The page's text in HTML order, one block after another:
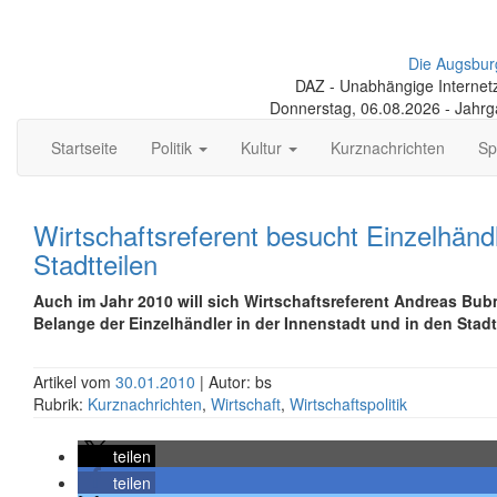
Die
DAZ - Unabhängige
Donnerstag, 06.08.2026 -
Startseite
Politik Kultur Kurznachrichten
Wirtschaftsreferent besucht
Stadtteilen
Auch im Jahr 2010 will sich Wirtschaftsreferent Andreas
Belange der Einzelhändler in der Innenstadt und in den
Artikel vom 30.01.2010 | Autor: bs
Rubrik: Kurznachrichten, Wirtschaft, Wirtschaftspolitik
teilen
teilen